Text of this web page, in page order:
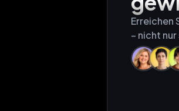
Erreichen
– nicht